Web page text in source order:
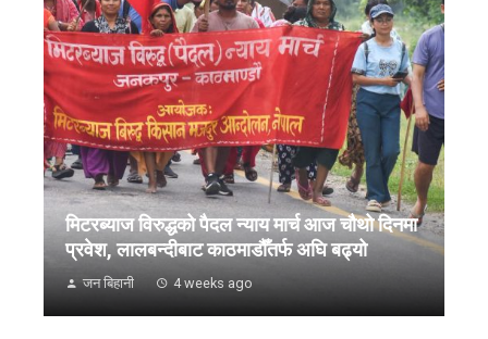
मिटरब्याज विरुद्धको पैदल न्याय मार्च आज चौथो दिनमा
प्रवेश, लालबन्दीबाट काठमाडौँतर्फ अघि बढ्यो
जन बिहानी 4 weeks ago